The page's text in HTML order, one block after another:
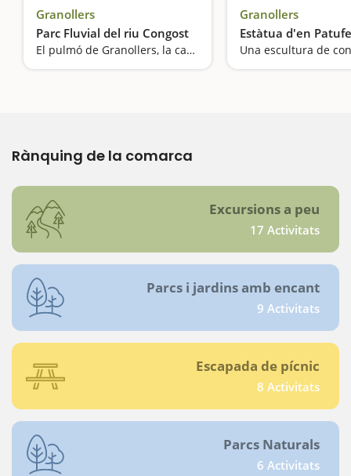
Granollers
Parc Fluvial del riu Congost
El pulmó de Granollers, la capital del Vallès Oriental
Granollers
Estàtua d'en
Una escultura de
Rànquing de la comarca
Excursions a peu
17 Activitats
Parcs i jardins amb encant
9 Activitats
Escapada de pícnic
8 Activitats
Parcs Naturals
6 Activitats